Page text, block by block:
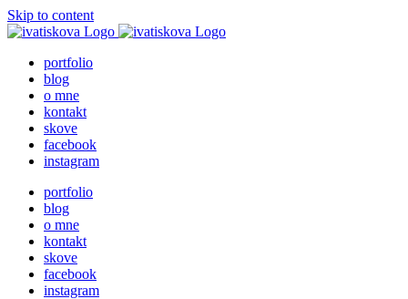
Skip to content
portfolio
blog
o mne
kontakt
skove
facebook
instagram
portfolio
blog
o mne
kontakt
skove
facebook
instagram